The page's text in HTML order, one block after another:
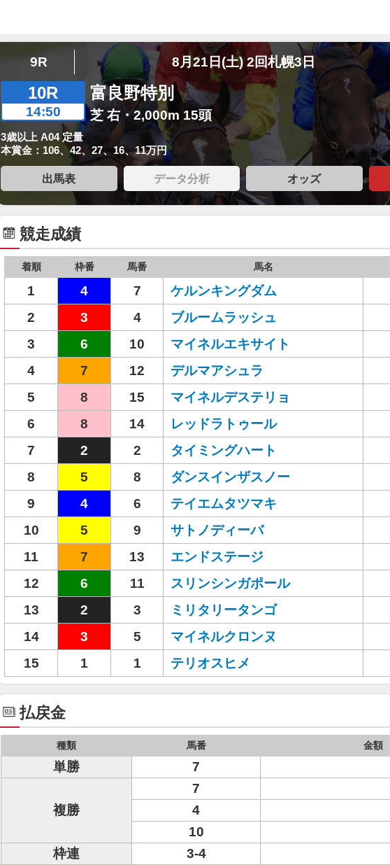
9R 8月21日(土) 2回札幌3日
10R
14:50
富良野特別
芝 右・2,000m 15頭
3歳以上 A04 定量
本賞金：106、42、27、16、11万円
出馬表 データ分析 オッズ
競走成績
着順 枠番 馬番 馬名
1 4 7 ケルンキングダム
2
3 4 ブルームラッシュ
3
6 10 マイネルエキサイト
4
7 12 デルマアシュラ
5
8 15 マイネルデステリョ
6
8 14 レッドラトゥール
7
2 2 タイミングハート
8
5 8 ダンスインザスノー
9
4 6 テイエムタツマキ
10
5 9 サトノディーバ
11
7 13 エンドステージ
12
6 11 スリンシンガポール
13
2 3 ミリタリータンゴ
14
3 5 マイネルクロンヌ
15
1 1 テリオスヒメ
払戻金
種類 馬番 金額
単勝 7
複勝
7
4
10
枠連
3-4